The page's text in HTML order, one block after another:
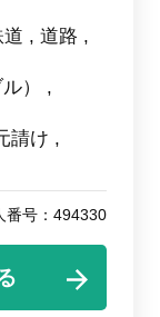
道
道路
）
請け
番号：494330